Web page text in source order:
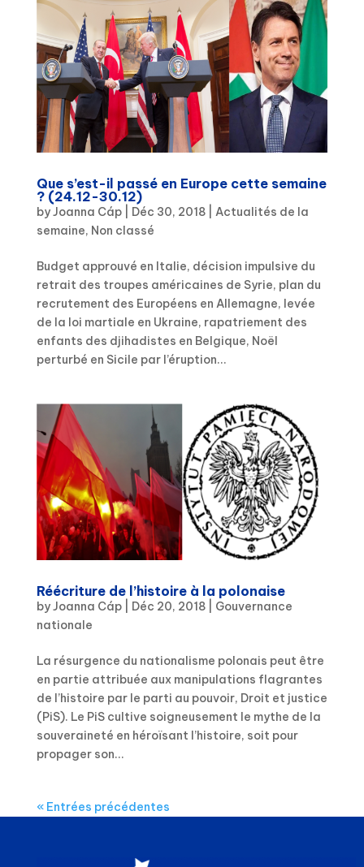
Que s’est-il passé en Europe cette semaine
? (24.12-30.12)
byJoanna Cáp| Déc 30, 2018| Actualités de la
semaine, Non classé
Budget approuvé en Italie, décision impulsive du
retrait des troupes américaines de Syrie, plan du
recrutement des Européens en Allemagne, levée
de la loi martiale en Ukraine, rapatriement des
enfants des djihadistes en Belgique, Noël
perturbé en Sicile par l’éruption...
Réécriture de l’histoire à la polonaise
byJoanna Cáp| Déc 20, 2018| Gouvernance
nationale
La résurgence du nationalisme polonais peut être
en partie attribuée aux manipulations flagrantes
de l’histoire par le parti au pouvoir, Droit et justice
(PiS). Le PiS cultive soigneusement le mythe de la
souveraineté en héroïsant l’histoire, soit pour
propager son...
« Entrées précédentes